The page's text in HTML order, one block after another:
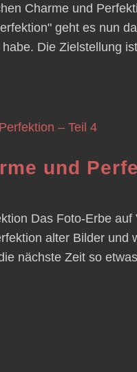
Charme und
geht es nun
Die Zielstellung
und
Das Foto-Erbe
alter Bilder und
nächste Zeit so